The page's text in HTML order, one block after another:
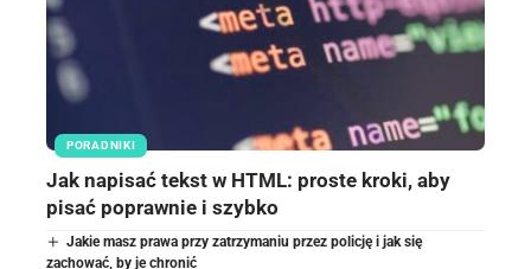
PORADNIKI
Jak napisać tekst w HTML: proste kroki, aby
pisać poprawnie i szybko
Jakie masz prawa przy zatrzymaniu przez policję i jak się
zachować, by je chronić